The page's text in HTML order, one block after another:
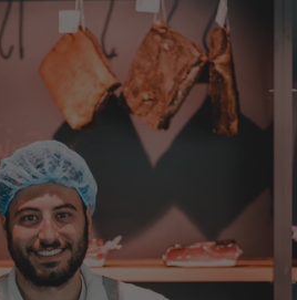
Kunde
schmeckt sehr gut durch die
Ich würde mir wünschen
zu bestellen. Meistens sind es
Rentnerin und brauche nicht so